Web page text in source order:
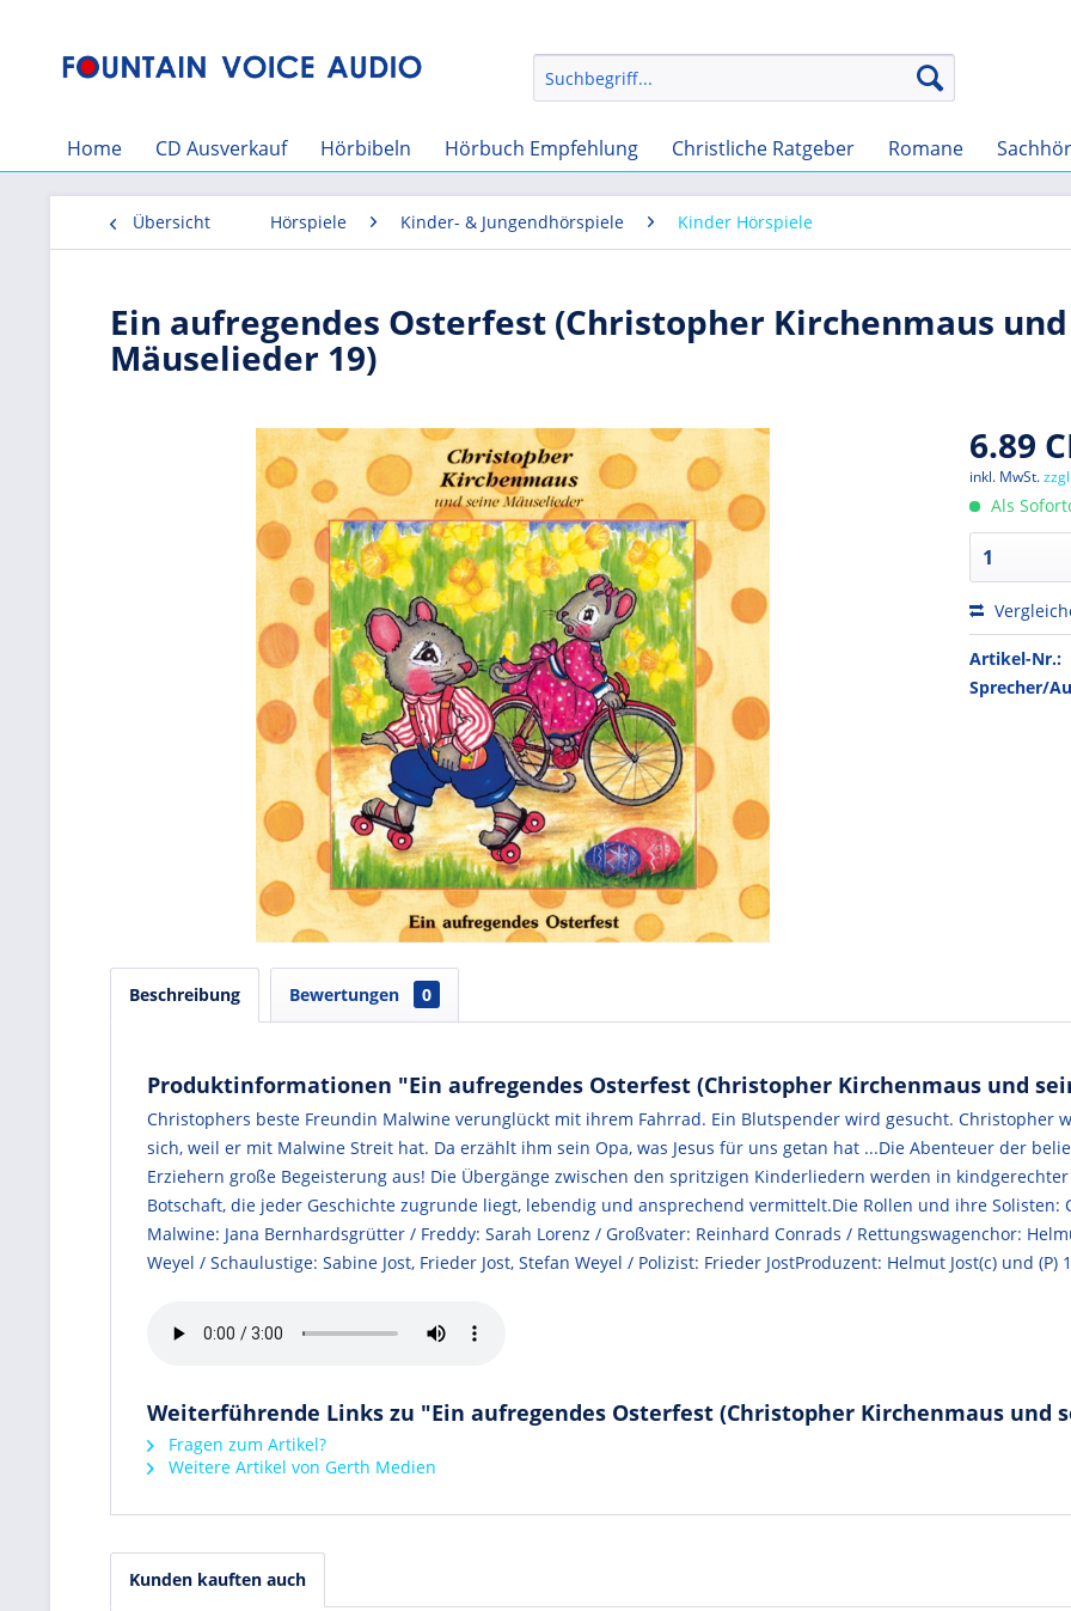
Home CD Ausverkauf Hörbibeln Hörbuch Empfehlung Christliche Ratgeber Romane
Übersicht Hörspiele Kinder- & Jungendhörspiele Kinder Hörspiele
Ein aufregendes Osterfest (Christopher Kirchenmaus
Mäuselieder 19)
6.89
inkl. MwSt.
Als
Artikel-Nr.:
Sprecher/
Beschreibung Bewertungen 0
Produktinformationen "Ein aufregendes Osterfest (Christopher Kirchenmaus und
Christophers beste Freundin Malwine verunglückt mit ihrem Fahrrad. Ein Blutspender wird gesucht. Christopher
sich, weil er mit Malwine Streit hat. Da erzählt ihm sein Opa, was Jesus für uns getan hat ...Die Abenteuer der
Erziehern große Begeisterung aus! Die Übergänge zwischen den spritzigen Kinderliedern werden in
Botschaft, die jeder Geschichte zugrunde liegt, lebendig und ansprechend vermittelt.Die Rollen und ihre Solisten:
Malwine: Jana Bernhardsgrütter / Freddy: Sarah Lorenz / Großvater: Reinhard Conrads / Rettungswagenchor:
Weyel / Schaulustige: Sabine Jost, Frieder Jost, Stefan Weyel / Polizist: Frieder JostProduzent: Helmut Jost(c) und
Weiterführende Links zu "Ein aufregendes Osterfest (Christopher Kirchenmaus und
Fragen zum Artikel?
Weitere Artikel von Gerth Medien
Kunden kauften auch